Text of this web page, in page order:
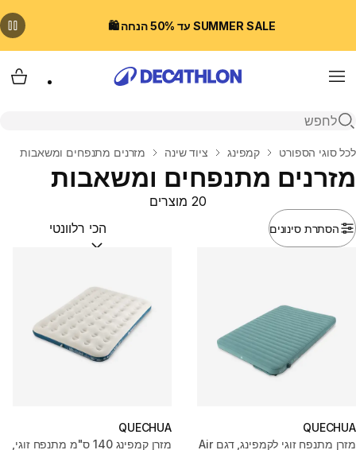
SUMMER SALE עד 50% הנחה 🛍️
Menu
פתיחת חיפוש
בית
לכל סוגי הספורט קמפינג ציוד שינה מזרנים מתנפחים ומשאבות
מזרנים מתנפחים ומשאבות
הסתרת סינונים
20 מוצרים
מיין לפי:(optional)
QUECHUA
מזרן מתנפח זוגי לקמפינג, דגם Air
QUECHUA
מזרן קמפינג 140 ס"מ מתנפח זוגי,